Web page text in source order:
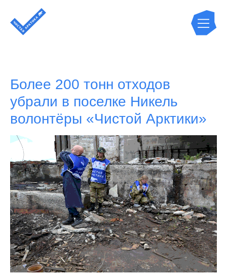
Более 200 тонн отходов
убрали в поселке Никель
волонтёры «Чистой Арктики»